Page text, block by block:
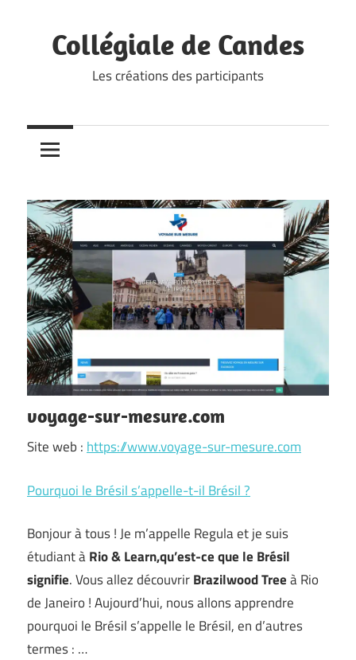
contentCollégiale de Candes
Les créations des participants
voyage-sur-mesure.com
Site web : https://www.voyage-sur-mesure.com
Pourquoi le Brésil s’appelle-t-il Brésil ?
Bonjour à tous ! Je m’appelle Regula et je suis
étudiant àRio & Learn,qu’est-ce que le Brésil
signifie. Vous allez découvrirBrazilwood Treeà Rio
de Janeiro ! Aujourd’hui, nous allons apprendre
pourquoi le Brésil s’appelle le Brésil, en d’autres
termes : …